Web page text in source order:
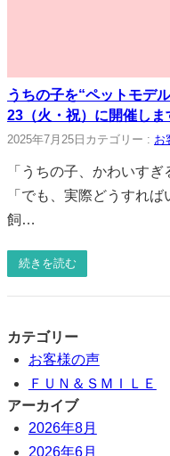
うちの子を“ペットモデ
23（火・祝）に開催しま
2025年7月25日 カテゴリー : お
「うちの子、かわいす
「でも、実際どうすれ
飼…
続きを読む
カテゴリー
お客様の声
ＦＵＮ＆ＳＭＩＬＥ
アーカイブ
2026年8月
2026年6月